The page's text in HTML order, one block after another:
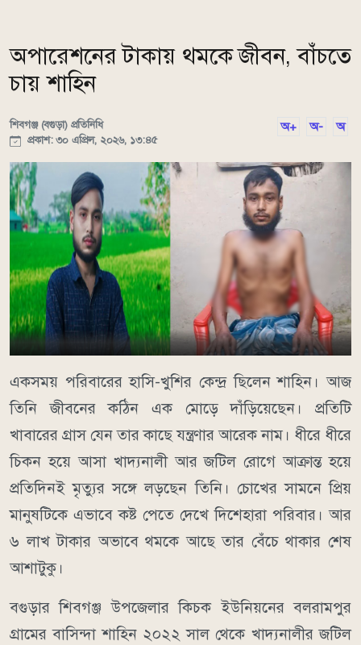
অপারেশনের টাকায় থমকে জীবন, বাঁচতে
চায় শাহিন
শিবগঞ্জ (বগুড়া) প্রতিনিধি
প্রকাশ: ৩০ এপ্রিল, ২০২৬, ১৩:৪৫
অ+ অ- অ
একসময় পরিবারের হাসি-খুশির কেন্দ্র ছিলেন শাহিন। আজ
তিনি জীবনের কঠিন এক মোড়ে দাঁড়িয়েছেন। প্রতিটি
খাবারের গ্রাস যেন তার কাছে যন্ত্রণার আরেক নাম। ধীরে ধীরে
চিকন হয়ে আসা খাদ্যনালী আর জটিল রোগে আক্রান্ত হয়ে
প্রতিদিনই মৃত্যুর সঙ্গে লড়ছেন তিনি। চোখের সামনে প্রিয়
মানুষটিকে এভাবে কষ্ট পেতে দেখে দিশেহারা পরিবার। আর
৬ লাখ টাকার অভাবে থমকে আছে তার বেঁচে থাকার শেষ
আশাটুকু।
বগুড়ার শিবগঞ্জ উপজেলার কিচক ইউনিয়নের বলরামপুর
গ্রামের বাসিন্দা শাহিন ২০২২ সাল থেকে খাদ্যনালীর জটিল